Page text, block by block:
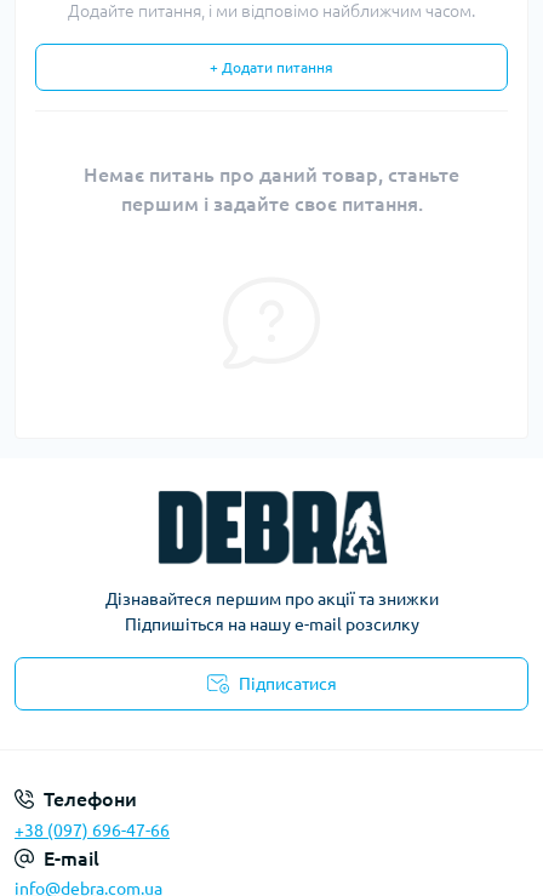
Додайте питання, і ми відповімо найближчим часом.
+ Додати питання
Немає питань про даний товар, станьте
першим і задайте своє питання.
Дізнавайтеся першим про акції та знижки
Підпишіться на нашу e-mail розсилку
Підписатися
Телефони
+38 (097) 696-47-66
E-mail
info@debra.com.ua